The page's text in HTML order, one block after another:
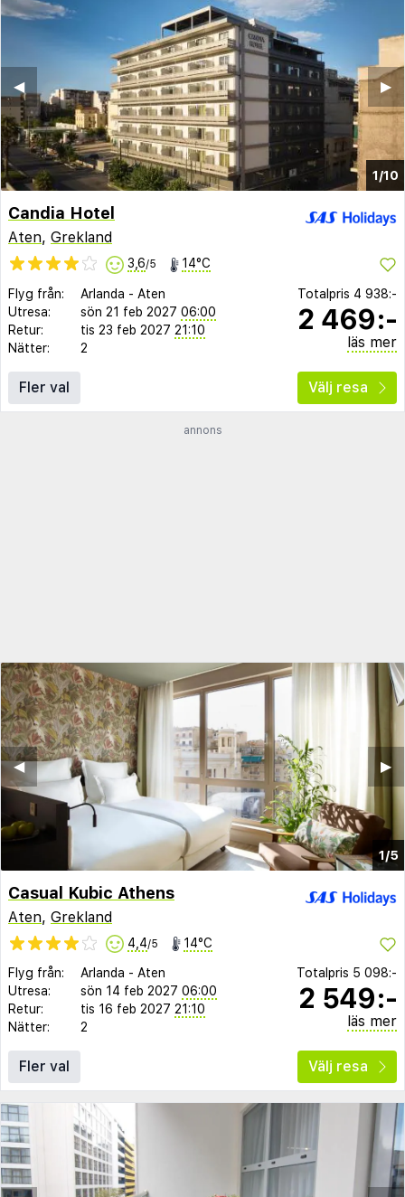
1/10
▶︎
◀︎
Candia Hotel
Aten, Grekland
3,6/5 14°C
Flyg från: Arlanda - Aten
Utresa:
sön 21 feb 2027 06:00
Retur:
tis 23 feb 2027 21:10
Nätter:
2
Totalpris 4 938:-
2 469:-
läs mer
Fler val Välj resa
annons
1/5
▶︎
◀︎
Casual Kubic Athens
Aten, Grekland
4,4/5 14°C
Flyg från: Arlanda - Aten
Utresa:
sön 14 feb 2027 06:00
Retur:
tis 16 feb 2027 21:10
Nätter:
2
Totalpris 5 098:-
2 549:-
läs mer
Fler val Välj resa